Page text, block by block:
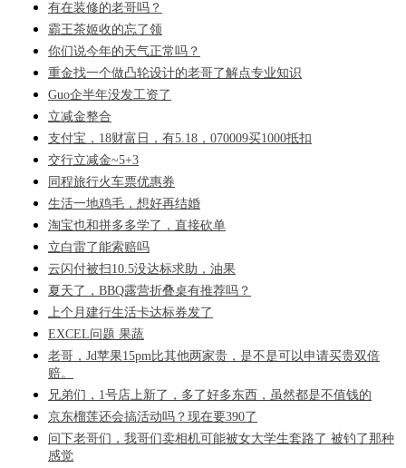
有在装修的老哥吗？
霸王茶姬收的忘了领
你们说今年的天气正常吗？
重金找一个做凸轮设计的老哥了解点专业知识
Guo企半年没发工资了
立减金整合
支付宝，18财富日，有5.18，070009买1000抵扣
交行立减金~5+3
同程旅行火车票优惠券
生活一地鸡毛，想好再结婚
淘宝也和拼多多学了，直接砍单
立白雷了能索赔吗
云闪付被扫10.5没达标求助，油果
夏天了，BBQ露营折叠桌有推荐吗？
上个月建行生活卡达标券发了
EXCEL问题 果蔬
老哥，Jd苹果15pm比其他两家贵，是不是可以申请买贵双倍
赔。
兄弟们，1号店上新了，多了好多东西，虽然都是不值钱的
京东榴莲还会搞活动吗？现在要390了
问下老哥们，我哥们卖相机可能被女大学生套路了 被钓了那种
感觉